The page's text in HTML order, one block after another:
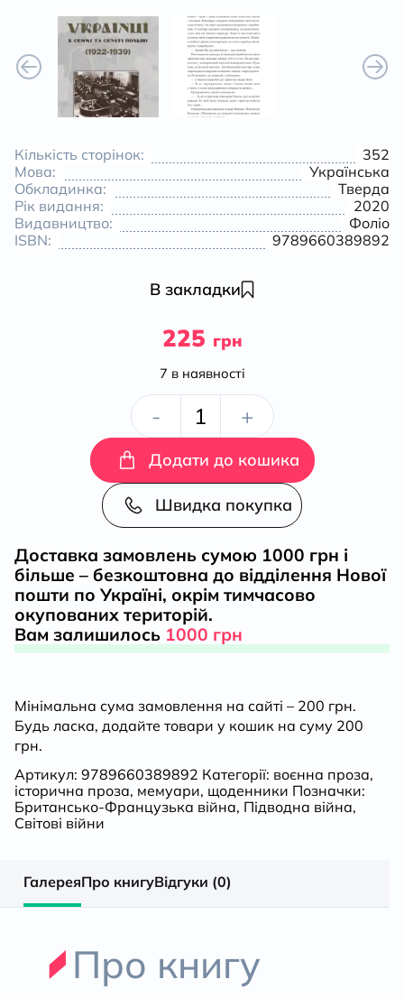
Кількість сторінок:
352
Мова:
Українська
Обкладинка:
Тверда
Рік видання:
2020
Видавництво:
Фоліо
ISBN:
9789660389892
В закладки
225 грн
7 в наявності
-
Середземноморське
перехрестя
кількість
+
Додати до кошика
Швидка покупка
Доставка замовлень сумою 1000 грн і
більше – безкоштовна до відділення Нової
пошти по Україні, окрім тимчасово
окупованих територій.
Вам залишилось 1000 грн
Мінімальна сума замовлення на сайті – 200 грн.
Будь ласка, додайте товари у кошик на суму 200
грн.
Артикул: 9789660389892 Категорії: воєнна проза,
історична проза, мемуари, щоденники Позначки:
Британсько-Французька війна, Підводна війна,
Світові війни
ГалереяПро книгуВідгуки (0)
Про книгу